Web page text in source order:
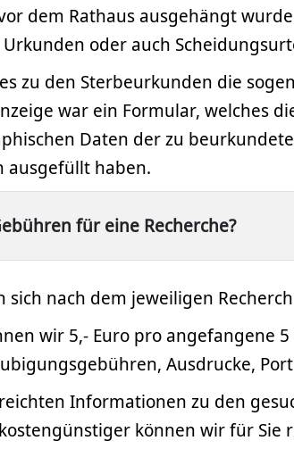
dem Rathaus ausgehängt
oder auch
zu den Sterbeurkunden die
war ein Formular, welches
Daten der zu
ausgefüllt haben.
für eine Recherche?
sich nach dem jeweiligen
wir 5,- Euro pro angefangene
Ausdrucke,
Informationen zu den
können wir für Sie